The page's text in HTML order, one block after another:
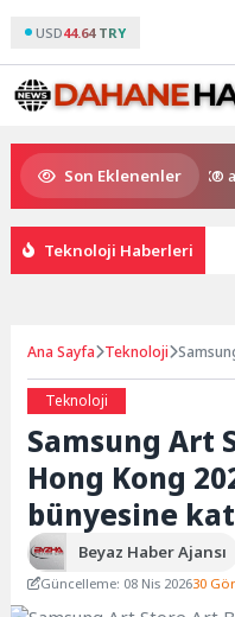
USD44.64 TRY
Son Eklenenler
Kral Türkiye’nin ilk IMAX®
Teknoloji Haberleri
Ana Sayfa Teknoloji Samsung Art
Teknoloji
Samsung Art
Hong Kong
bünyesine
Beyaz Haber Ajansı
Güncelleme: 08 Nis 202630